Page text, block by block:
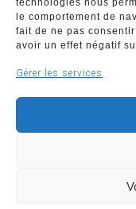
technologies nous
le comportement de
fait de ne pas
avoir un effet négatif
Gérer les services
Annuaire des
votre activité
Copyright © 2026